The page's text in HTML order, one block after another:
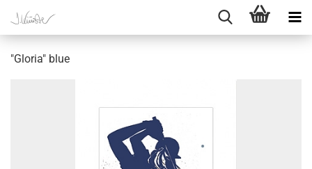
"Gloria" blue